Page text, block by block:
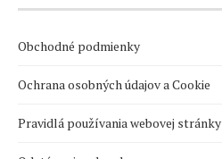
Obchodné podmienky
Ochrana osobných údajov a Cookie
Pravidlá používania webovej stránky